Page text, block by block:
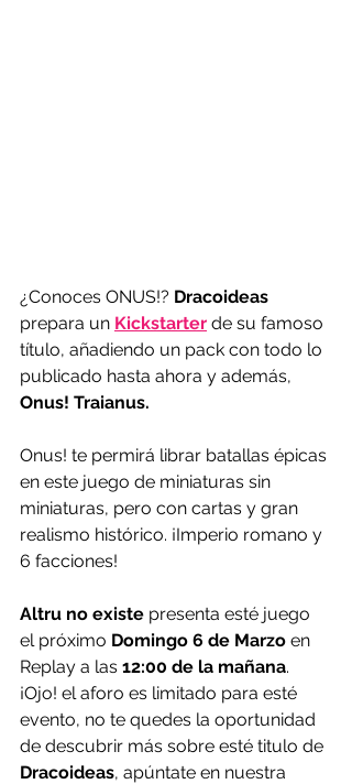
¿Conoces ONUS!? Dracoideas
prepara un Kickstarter de su famoso
título, añadiendo un pack con todo lo
publicado hasta ahora y además,
Onus! Traianus.
Onus! te permirá librar batallas épicas
en este juego de miniaturas sin
miniaturas, pero con cartas y gran
realismo histórico. ¡Imperio romano y
6 facciones!
Altru no existe presenta esté juego
el próximo Domingo 6 de Marzo en
Replay a las 12:00 de la mañana.
¡Ojo! el aforo es limitado para esté
evento, no te quedes la oportunidad
de descubrir más sobre esté titulo de
Dracoideas, apúntate en nuestra